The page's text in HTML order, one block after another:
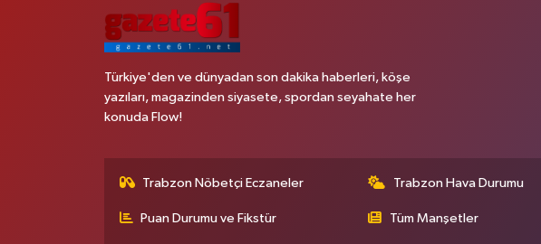
Türkiye'den ve dünyadan son dakika haberleri, köşe
yazıları, magazinden siyasete, spordan seyahate her
konuda Flow!
Trabzon Nöbetçi Eczaneler Trabzon Hava Durumu
Puan Durumu ve Fikstür Tüm Manşetler